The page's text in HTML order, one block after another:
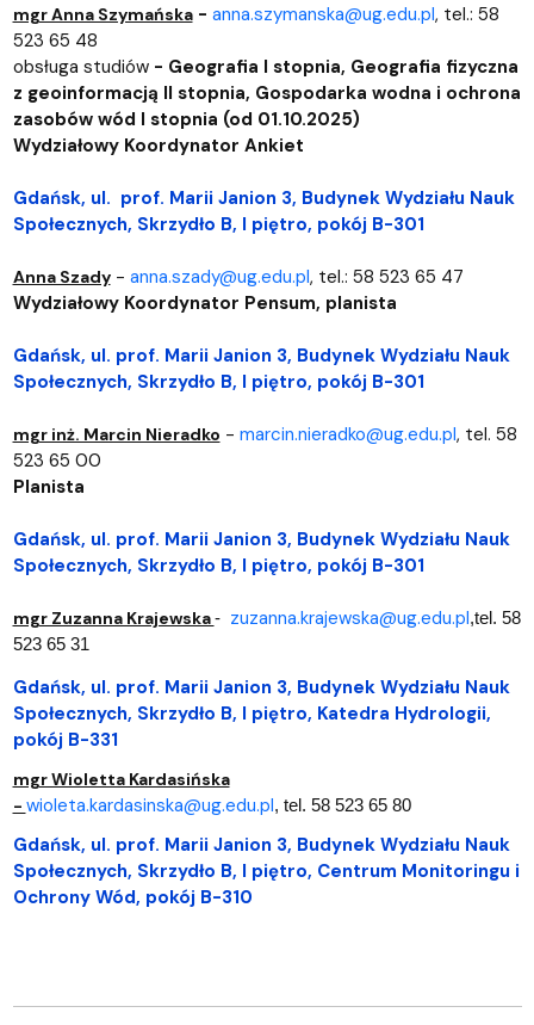
mgr Anna Szymańska- anna.szymanska@ug.edu.pl, tel.: 58
523 65 48
obsługa studiów- Geografia I stopnia, Geografia fizyczna
z geoinformacją II stopnia, Gospodarka wodna i ochrona
zasobów wód I stopnia (od 01.10.2025)
Wydziałowy Koordynator Ankiet
Gdańsk, ul. prof. Marii Janion 3, Budynek Wydziału Nauk
Społecznych, Skrzydło B, I piętro, pokój B-301
Anna Szady- anna.szady@ug.edu.pl, tel.: 58 523 65 47
Wydziałowy Koordynator Pensum, planista
Gdańsk, ul. prof. Marii Janion 3, Budynek Wydziału Nauk
Społecznych, Skrzydło B, I piętro, pokój B-301
mgr inż. Marcin Nieradko - marcin.nieradko@ug.edu.pl, tel. 58
523 65 00
Planista
Gdańsk, ul. prof. Marii Janion 3, Budynek Wydziału Nauk
Społecznych, Skrzydło B, I piętro, pokój B-301
mgr Zuzanna Krajewska- zuzanna.krajewska@ug.edu.pl,tel. 58
523 65 31
Gdańsk, ul. prof. Marii Janion 3, Budynek Wydziału Nauk
Społecznych, Skrzydło B, I piętro, Katedra Hydrologii,
pokój B-331
mgr Wioletta Kardasińska
- wioleta.kardasinska@ug.edu.pl, tel. 58 523 65 80
Gdańsk, ul. prof. Marii Janion 3, Budynek Wydziału Nauk
Społecznych, Skrzydło B, I piętro, Centrum Monitoringu i
Ochrony Wód, pokój B-310